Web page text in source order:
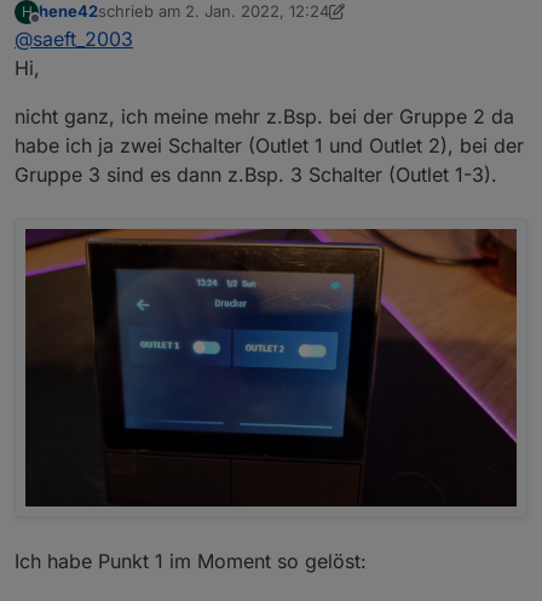
Zu 1 und 2 kann ich momentan nichts sagen.
Meinst du bei 3 den Name Index <zahl>? Das
# ctype scene doesn't have an uiid
# index "name   ", "ctype", uiid | name
  1: ["Index 1", "group", 1],
  2: ["Index 2", "group", 2],
  4: ["Index 4", "group", 4],
  5: ["Index 5", "group", 33],
  6: ["Index 6", "device", 52],
  7: ["Index 7", "device", 69],
  8: ["Index 8", "scene"],
  # set thermostat options
  static atc = {
    "id":     "thermostat",
H
Offline
hene42schrieb am 2. Jan. 2022, 12:24
zuletzt editiert von hene421. Feb. 2022, 13:26
@saeft_2003
Hi,
nicht ganz, ich meine mehr z.Bsp. bei der Gruppe 2 da
habe ich ja zwei Schalter (Outlet 1 und Outlet 2), bei der
Gruppe 3 sind es dann z.Bsp. 3 Schalter (Outlet 1-3).
Ich habe Punkt 1 im Moment so gelöst: